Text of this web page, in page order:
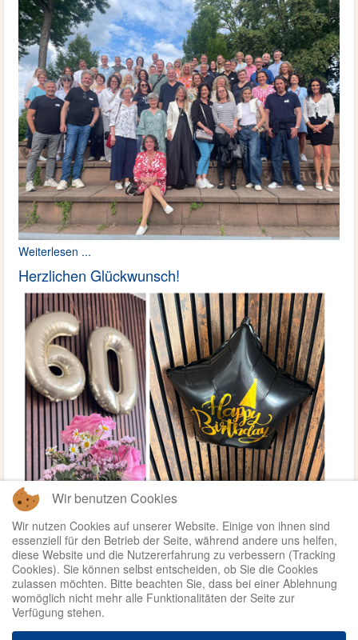
Weiterlesen ...
Herzlichen Glückwunsch!
Weiterlesen ...
Wir benutzen Cookies
Wir nutzen Cookies auf unserer Website. Einige von ihnen sind
essenziell für den Betrieb der Seite, während andere uns helfen,
diese Website und die Nutzererfahrung zu verbessern (Tracking
Cookies). Sie können selbst entscheiden, ob Sie die Cookies
zulassen möchten. Bitte beachten Sie, dass bei einer Ablehnung
womöglich nicht mehr alle Funktionalitäten der Seite zur
Verfügung stehen.